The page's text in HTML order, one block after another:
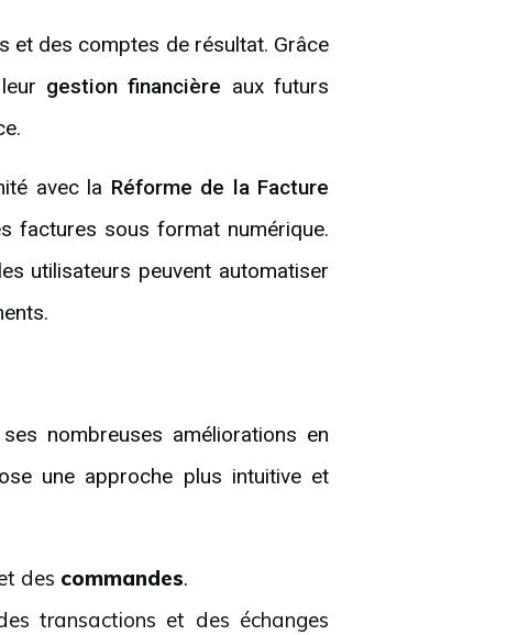
et des comptes de résultat. Grâce
gestion financière aux futurs
avec la Réforme de la Facture
factures sous format numérique.
utilisateurs peuvent automatiser
nombreuses améliorations en
une approche plus intuitive et
des commandes.
transactions et des échanges